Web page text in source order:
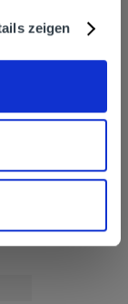
zeigen
mehr
Fettsäuren 0